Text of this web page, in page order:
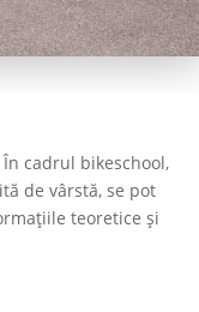
cadrul bikeschool,
de vârstă, se pot
teoretice și